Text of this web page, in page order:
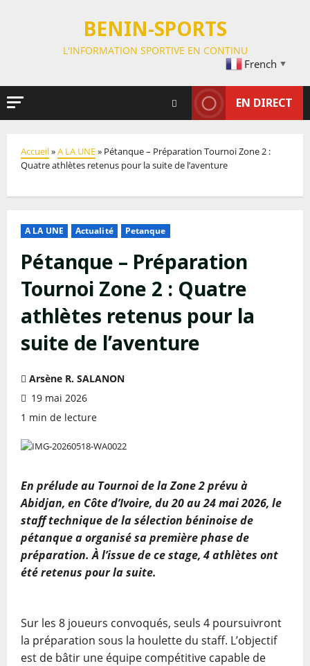
BENIN-SPORTS
L'INFORMATION SPORTIVE EN CONTINU
French ▼
EN DIRECT
Accueil»A LA UNE» Pétanque – Préparation Tournoi Zone 2 :
Quatre athlètes retenus pour la suite de l’aventure
A LA UNE Actualité Petanque
Pétanque – Préparation
Tournoi Zone 2 : Quatre
athlètes retenus pour la
suite de l’aventure
Arsène R. SALANON
19 mai 2026
1 min de lecture
En prélude au Tournoi de la Zone 2 prévu à
Abidjan, en Côte d’Ivoire, du 20 au 24 mai 2026, le
staff technique de la sélection béninoise de
pétanque a organisé sa première phase de
préparation. À l’issue de ce stage, 4 athlètes ont
été retenus pour la suite.
Sur les 8 joueurs convoqués, seuls 4 poursuivront
la préparation sous la houlette du staff. L’objectif
est de bâtir une équipe compétitive capable de